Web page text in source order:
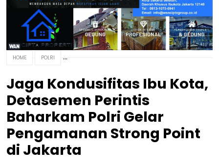
HOME POLRI
Jaga Kondusifitas Ibu Kota,
Detasemen Perintis
Baharkam Polri Gelar
Pengamanan Strong Point
di Jakarta